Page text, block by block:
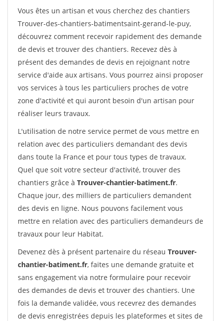
Vous êtes un artisan et vous cherchez des chantiers
Trouver-des-chantiers-batimentsaint-gerand-le-puy,
découvrez comment recevoir rapidement des demande
de devis et trouver des chantiers. Recevez dès à
présent des demandes de devis en rejoignant notre
service d'aide aux artisans. Vous pourrez ainsi proposer
vos services à tous les particuliers proches de votre
zone d'activité et qui auront besoin d'un artisan pour
réaliser leurs travaux.
L'utilisation de notre service permet de vous mettre en
relation avec des particuliers demandant des devis
dans toute la France et pour tous types de travaux.
Quel que soit votre secteur d'activité, trouver des
chantiers grâce à Trouver-chantier-batiment.fr.
Chaque jour, des milliers de particuliers demandent
des devis en ligne. Nous pouvons facilement vous
mettre en relation avec des particuliers demandeurs de
travaux pour leur Habitat.
Devenez dès à présent partenaire du réseau Trouver-
chantier-batiment.fr, faites une demande gratuite et
sans engagement via notre formulaire pour recevoir
des demandes de devis et trouver des chantiers. Une
fois la demande validée, vous recevrez des demandes
de devis enregistrées depuis les plateformes et sites de